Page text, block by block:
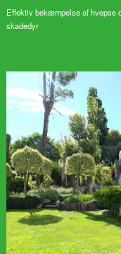
Effektiv bekæmpelse af hvepse
skadedyr